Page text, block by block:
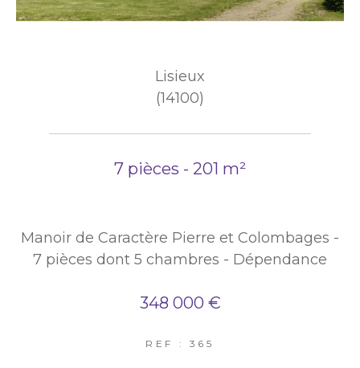
Lisieux
(14100)
7 pièces - 201 m²
Manoir de Caractère Pierre et Colombages -
7 pièces dont 5 chambres - Dépendance
348 000 €
REF : 365